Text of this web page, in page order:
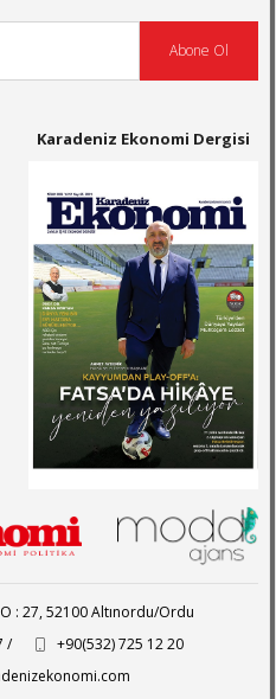
Abone Ol
Karadeniz Ekonomi Dergisi
: 27, 52100 Altınordu/Ordu
/
+90(532) 725 12 20